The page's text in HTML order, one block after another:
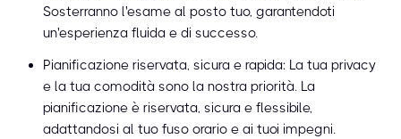
Sosterranno l'esame al posto tuo, garantendoti
un'esperienza fluida e di successo.
Pianificazione riservata, sicura e rapida: La tua privacy
e la tua comodità sono la nostra priorità. La
pianificazione è riservata, sicura e flessibile,
adattandosi al tuo fuso orario e ai tuoi impegni.